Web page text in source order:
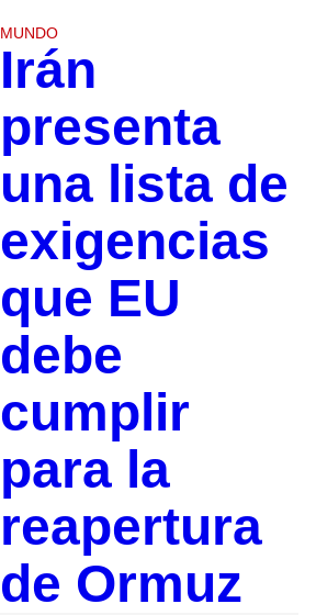
MUNDO
Irán
presenta
una lista de
exigencias
que EU
debe
cumplir
para la
reapertura
de Ormuz